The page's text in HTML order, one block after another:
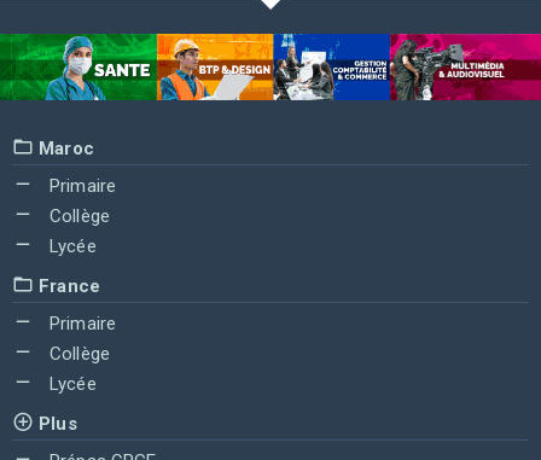
Maroc
Primaire
Collège
Lycée
France
Primaire
Collège
Lycée
Plus